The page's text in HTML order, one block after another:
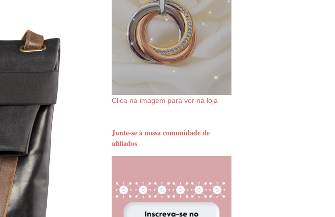
Clica na imagem para ver na loja
Junte-se à nossa comunidade de
afiliados